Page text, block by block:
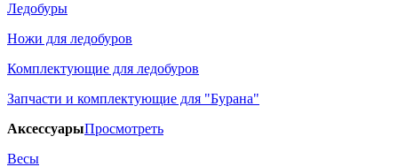
Ледобуры
Ножи для ледобуров
Комплектующие для ледобуров
Запчасти и комплектующие для "Бурана"
АксессуарыПросмотреть
Весы